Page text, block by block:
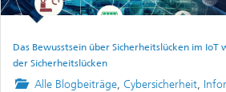
Das Bewusstsein über Sicherheitslücken im IoT
der Sicherheitslücken
Posted
Alle Blogbeiträge, Cybersicherheit,